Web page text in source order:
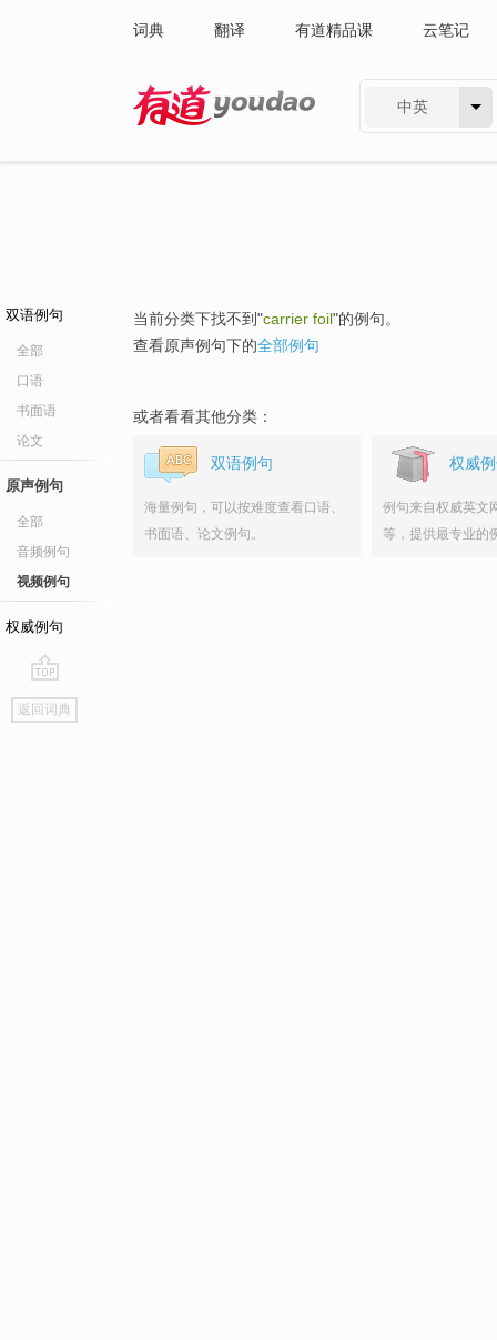
词典 翻译 有道精品课 云笔记
中英
双语例句
全部
口语
书面语
论文
原声例句
全部
音频例句
视频例句
权威例句
go
top
返回词典
当前分类下找不到"carrier foil"的例句。
查看原声例句下的全部例句
或者看看其他分类：
双语例句
海量例句，可以按难度查看口语、
书面语、论文例句。
权威
例句来自权威英文
等，提供最专业的